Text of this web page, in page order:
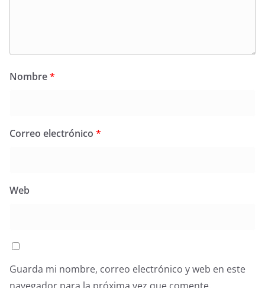
Nombre*
Correo electrónico *
Web
Guarda mi nombre, correo electrónico y web en este